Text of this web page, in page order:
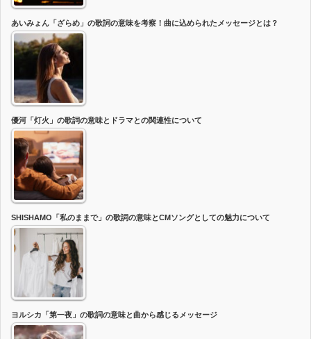
あいみょん「ざらめ」の歌詞の意味を考察！曲に込められたメッセージとは？
優河「灯火」の歌詞の意味とドラマとの関連性について
SHISHAMO「私のままで」の歌詞の意味とCMソングとしての魅力について
ヨルシカ「第一夜」の歌詞の意味と曲から感じるメッセージ